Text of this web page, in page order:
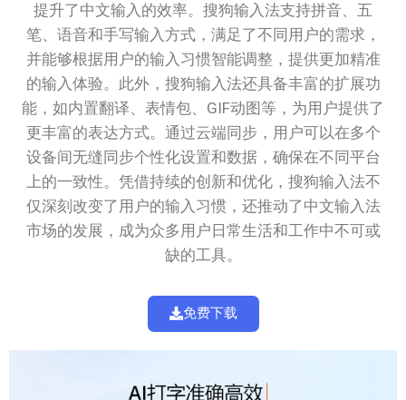
提升了中文输入的效率。搜狗输入法支持拼音、五
笔、语音和手写输入方式，满足了不同用户的需求，
并能够根据用户的输入习惯智能调整，提供更加精准
的输入体验。此外，搜狗输入法还具备丰富的扩展功
能，如内置翻译、表情包、GIF动图等，为用户提供了
更丰富的表达方式。通过云端同步，用户可以在多个
设备间无缝同步个性化设置和数据，确保在不同平台
上的一致性。凭借持续的创新和优化，搜狗输入法不
仅深刻改变了用户的输入习惯，还推动了中文输入法
市场的发展，成为众多用户日常生活和工作中不可或
缺的工具。
免费下载